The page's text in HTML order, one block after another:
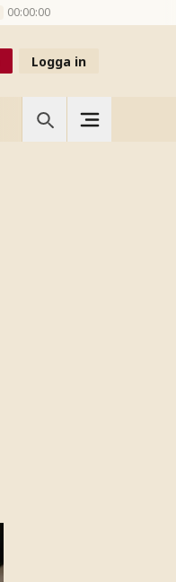
00:00:00
Logga in